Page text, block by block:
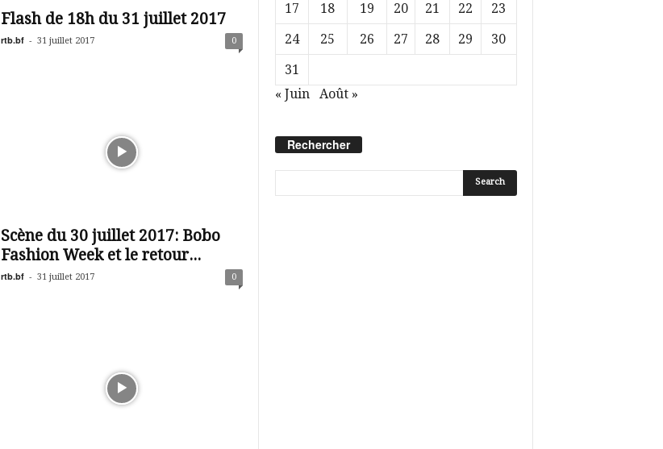
Flash de 18h du 31 juillet 2017
rtb.bf - 31 juillet 2017 0
Scène du 30 juillet 2017: Bobo
Fashion Week et le retour...
rtb.bf - 31 juillet 2017 0
17
18 19 20 21 22
23
24
25 26 27 28 29
30
31
« Juin
Août »
Rechercher